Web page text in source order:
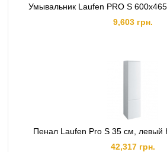
Умывальник Laufen PRO S
9,603 грн.
Пенал Laufen Pro S 35 см, левый
42,317 грн.